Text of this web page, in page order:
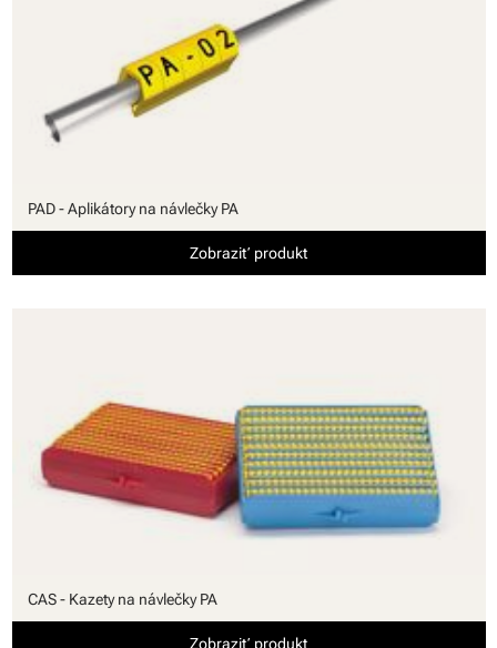
PAD - Aplikátory na návlečky PA
Zobraziť produkt
CAS - Kazety na návlečky PA
Zobraziť produkt